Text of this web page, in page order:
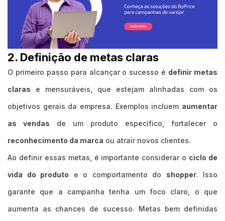
2. Definição de metas claras
O primeiro passo para alcançar o sucesso é definir metas
claras e mensuráveis, que estejam alinhadas com os
objetivos gerais da empresa. Exemplos incluem aumentar
as vendas de um produto específico, fortalecer o
reconhecimento da marca ou atrair novos clientes.
Ao definir essas metas, é importante considerar o ciclo de
vida do produto e o comportamento do shopper. Isso
garante que a campanha tenha um foco claro, o que
aumenta as chances de sucesso. Metas bem definidas